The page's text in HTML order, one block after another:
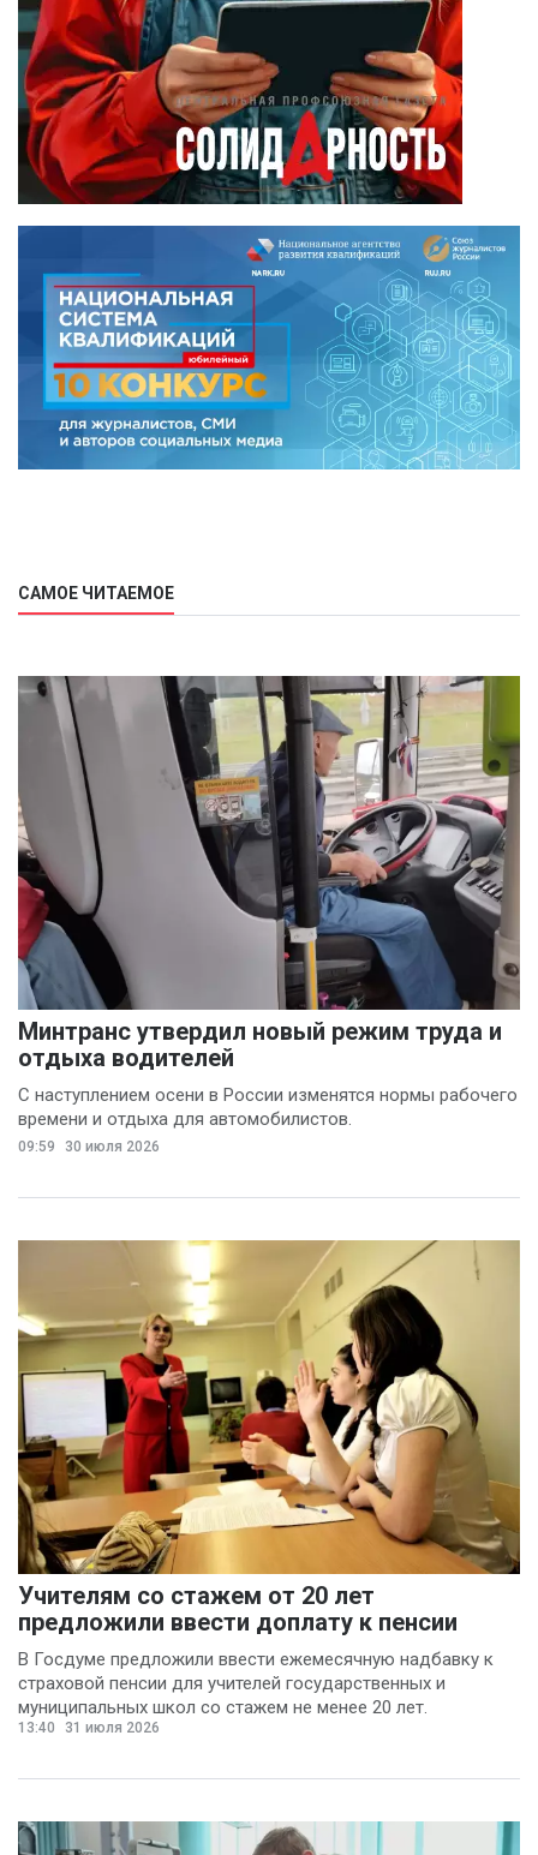
САМОЕ ЧИТАЕМОЕ
Минтранс утвердил новый режим труда и
отдыха водителей
С наступлением осени в России изменятся нормы рабочего
времени и отдыха для автомобилистов.
09:59 30 июля 2026
Учителям со стажем от 20 лет
предложили ввести доплату к пенсии
В Госдуме предложили ввести ежемесячную надбавку к
страховой пенсии для учителей государственных и
муниципальных школ со стажем не менее 20 лет.
13:40 31 июля 2026